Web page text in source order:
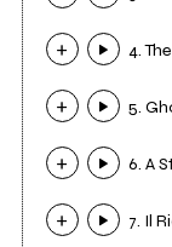
4.
5.
6. A
7. Il